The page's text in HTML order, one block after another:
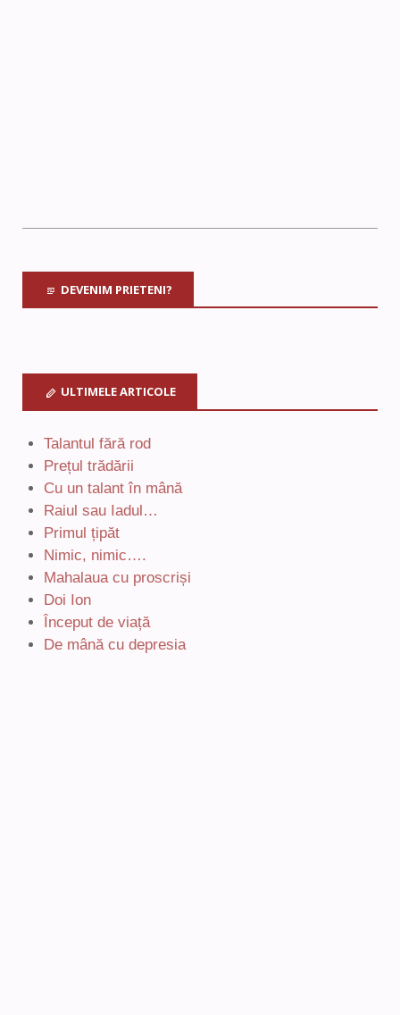
DEVENIM PRIETENI?
ULTIMELE ARTICOLE
Talantul fără rod
Prețul trădării
Cu un talant în mână
Raiul sau Iadul…
Primul țipăt
Nimic, nimic….
Mahalaua cu proscriși
Doi Ion
Început de viață
De mână cu depresia